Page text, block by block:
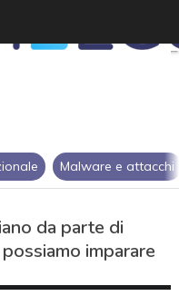
Malware e attacchi
da parte di
imparare